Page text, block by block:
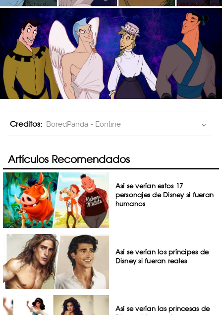
Creditos: BoredPanda - Eonline
Artículos Recomendados
Así se verían estos 17
personajes de Disney si fueran
humanos
Así se verían los príncipes de
Disney si fueran reales
Así se verían las princesas de